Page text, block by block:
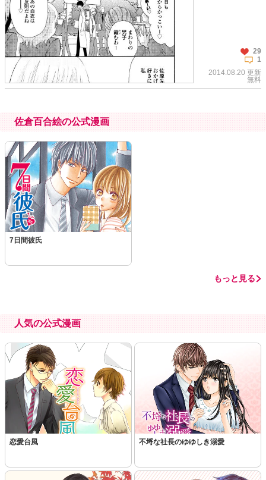
29
1
2014.08.20 更新
無料
この話を読む
佐倉百合絵の公式漫画
7日間彼氏
もっと見る
人気の公式漫画
恋愛台風 不埒な社長のゆゆしき溺愛